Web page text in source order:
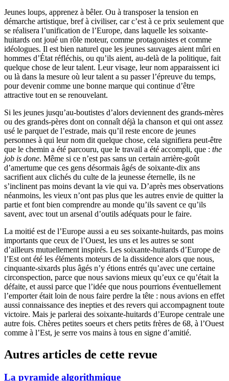
Jeunes loups, apprenez à bêler. Ou à transposer la tension en
démarche artistique, bref à civiliser, car c’est à ce prix seulement que
se réalisera l’unification de l’Europe, dans laquelle les soixante-
huitards ont joué un rôle moteur, comme protagonistes et comme
idéologues. Il est bien naturel que les jeunes sauvages aient mûri en
hommes d’État réfléchis, ou qu’ils aient, au-delà de la politique, fait
quelque chose de leur talent. Leur visage, leur nom apparaissent ici
ou là dans la mesure où leur talent a su passer l’épreuve du temps,
pour devenir comme une bonne marque qui continue d’être
attractive tout en se renouvelant.
Si les jeunes jusqu’au-boutistes d’alors deviennent des grands-mères
ou des grands-pères dont on connaît déjà la chanson et qui ont assez
usé le parquet de l’estrade, mais qu’il reste encore de jeunes
personnes à qui leur nom dit quelque chose, cela signifiera peut-être
que le chemin a été parcouru, que le travail a été accompli, que : the
job is done. Même si ce n’est pas sans un certain arrière-goût
d’amertume que ces gens désormais âgés de soixante-dix ans
sacrifient aux clichés du culte de la jeunesse éternelle, ils ne
s’inclinent pas moins devant la vie qui va. D’après mes observations
néanmoins, les vieux n’ont pas plus que les autres envie de quitter la
partie et font bien comprendre au monde qu’ils savent ce qu’ils
savent, avec tout un arsenal d’outils adéquats pour le faire.
La moitié est de l’Europe aussi a eu ses soixante-huitards, pas moins
importants que ceux de l’Ouest, les uns et les autres se sont
d’ailleurs mutuellement inspirés. Les soixante-huitards d’Europe de
l’Est ont été les éléments moteurs de la dissidence alors que nous,
cinquante-sixards plus âgés n’y étions entrés qu’avec une certaine
circonspection, parce que nous savions mieux qu’eux ce qu’était la
défaite, et aussi parce que l’idée que nous pourrions éventuellement
l’emporter était loin de nous faire perdre la tête : nous avions en effet
aussi connaissance des inepties et des revers qui accompagnent toute
victoire. Mais je parlerai des soixante-huitards d’Europe centrale une
autre fois. Chères petites soeurs et chers petits frères de 68, à l’Ouest
comme à l’Est, je serre vos mains à tous en signe d’amitié.
Autres articles de cette revue
La pyramide algorithmique